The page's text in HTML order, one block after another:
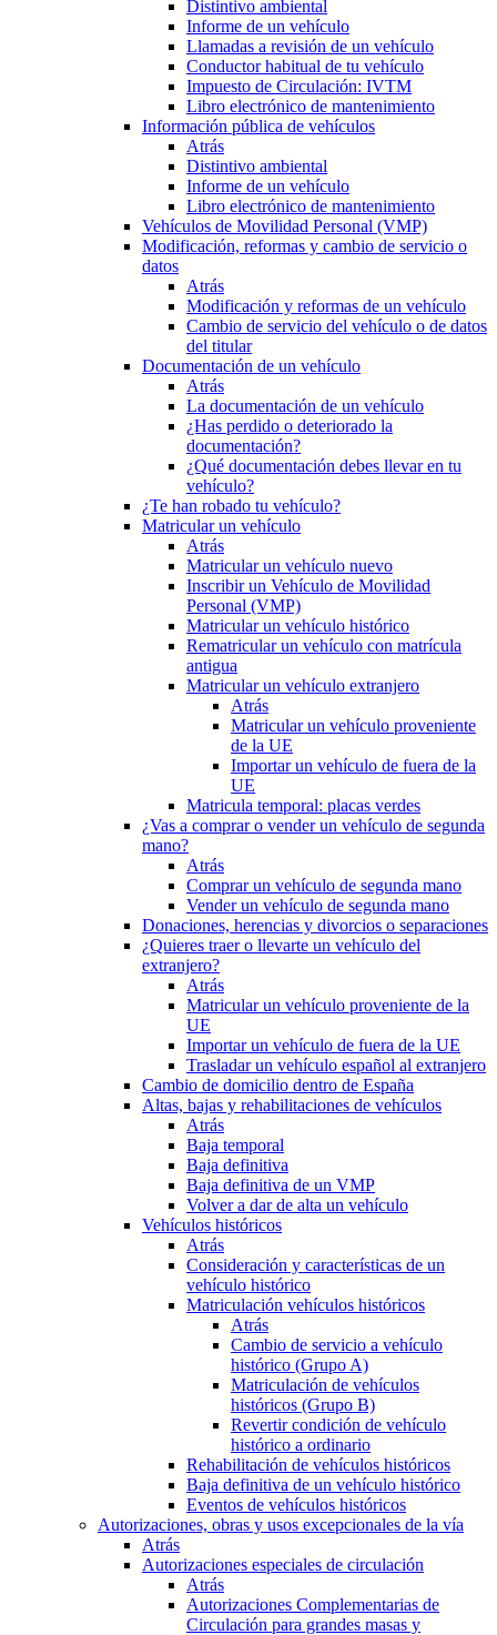
Distintivo ambiental
Informe de un vehículo
Llamadas a revisión de un vehículo
Conductor habitual de tu vehículo
Impuesto de Circulación: IVTM
Libro electrónico de mantenimiento
Información pública de vehículos
Atrás
Distintivo ambiental
Informe de un vehículo
Libro electrónico de mantenimiento
Vehículos de Movilidad Personal (VMP)
Modificación, reformas y cambio de servicio o
datos
Atrás
Modificación y reformas de un vehículo
Cambio de servicio del vehículo o de datos
del titular
Documentación de un vehículo
Atrás
La documentación de un vehículo
¿Has perdido o deteriorado la
documentación?
¿Qué documentación debes llevar en tu
vehículo?
¿Te han robado tu vehículo?
Matricular un vehículo
Atrás
Matricular un vehículo nuevo
Inscribir un Vehículo de Movilidad
Personal (VMP)
Matricular un vehículo histórico
Rematricular un vehículo con matrícula
antigua
Matricular un vehículo extranjero
Atrás
Matricular un vehículo proveniente
de la UE
Importar un vehículo de fuera de la
UE
Matricula temporal: placas verdes
¿Vas a comprar o vender un vehículo de segunda
mano?
Atrás
Comprar un vehículo de segunda mano
Vender un vehículo de segunda mano
Donaciones, herencias y divorcios o separaciones
¿Quieres traer o llevarte un vehículo del
extranjero?
Atrás
Matricular un vehículo proveniente de la
UE
Importar un vehículo de fuera de la UE
Trasladar un vehículo español al extranjero
Cambio de domicilio dentro de España
Altas, bajas y rehabilitaciones de vehículos
Atrás
Baja temporal
Baja definitiva
Baja definitiva de un VMP
Volver a dar de alta un vehículo
Vehículos históricos
Atrás
Consideración y características de un
vehículo histórico
Matriculación vehículos históricos
Atrás
Cambio de servicio a vehículo
histórico (Grupo A)
Matriculación de vehículos
históricos (Grupo B)
Revertir condición de vehículo
histórico a ordinario
Rehabilitación de vehículos históricos
Baja definitiva de un vehículo histórico
Eventos de vehículos históricos
Autorizaciones, obras y usos excepcionales de la vía
Atrás
Autorizaciones especiales de circulación
Atrás
Autorizaciones Complementarias de
Circulación para grandes masas y